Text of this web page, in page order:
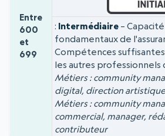
Entre
600
et
699
Intermédiaire –
fondamentaux de
Compétences
les autres professionnels
Métiers : community
digital, direction
Métiers : community
commercial, manager,
contributeur